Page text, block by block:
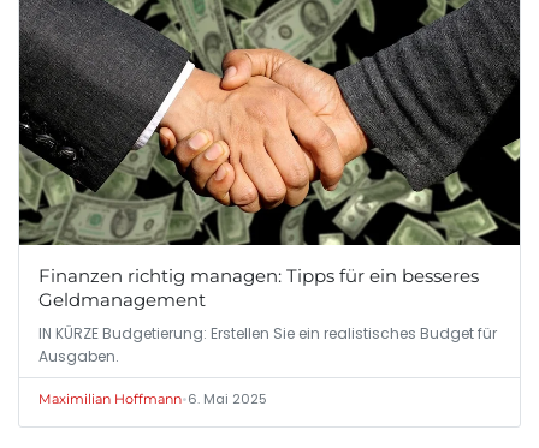
Finanzen richtig managen: Tipps für ein besseres
Geldmanagement
IN KÜRZE Budgetierung: Erstellen Sie ein realistisches Budget für
Ausgaben.
Maximilian Hoffmann•6. Mai 2025